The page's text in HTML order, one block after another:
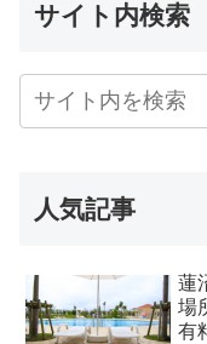
サイト内検索
人気記事
蓮
場
有